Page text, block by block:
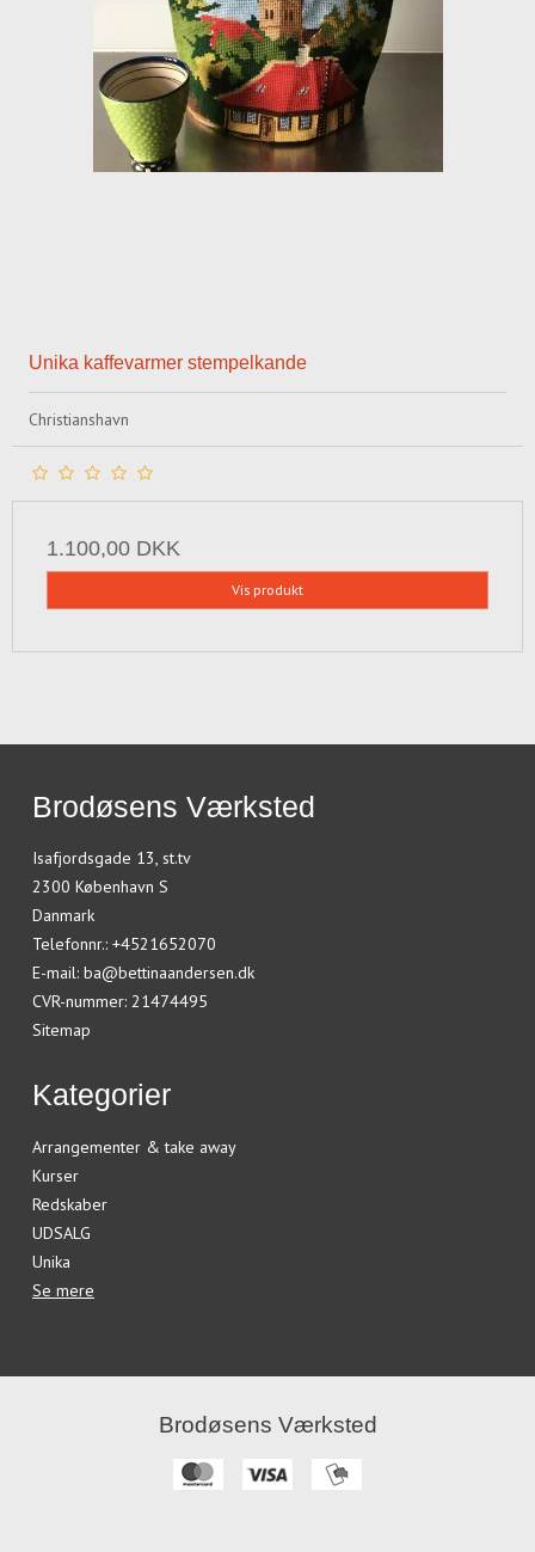
Unika kaffevarmer stempelkande
Christianshavn
1.100,00 DKK
Vis produkt
Brodøsens Værksted
Isafjordsgade 13, st.tv
2300 København S
Danmark
Telefonnr.: +4521652070
E-mail: ba@bettinaandersen.dk
CVR-nummer: 21474495
Sitemap
Kategorier
Arrangementer & take away
Kurser
Redskaber
UDSALG
Unika
Se mere
Brodøsens Værksted